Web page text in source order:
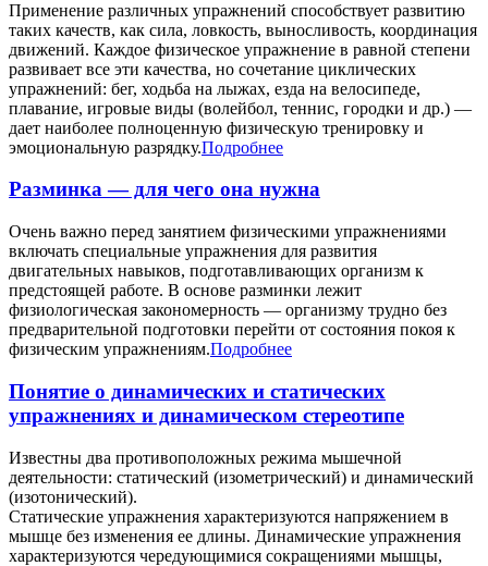
Применение различных упражнений способствует развитию
таких качеств, как сила, ловкость, выносливость, координация
движений. Каждое физическое упражнение в равной степени
развивает все эти качества, но сочетание циклических
упражнений: бег, ходьба на лыжах, езда на велосипеде,
плавание, игровые виды (волейбол, теннис, городки и др.) —
дает наиболее полноценную физическую тренировку и
эмоциональную разрядку.Подробнее
Разминка — для чего она нужна
Очень важно перед занятием физическими упражнениями
включать специальные упражнения для развития
двигательных навыков, подготавливающих организм к
предстоящей работе. В основе разминки лежит
физиологическая закономерность — организму трудно без
предварительной подготовки перейти от состояния покоя к
физическим упражнениям.Подробнее
Понятие о динамических и статических
упражнениях и динамическом стереотипе
Известны два противоположных режима мышечной
деятельности: статический (изометрический) и динамический
(изотонический).
Статические упражнения характеризуются напряжением в
мышце без изменения ее длины. Динамические упражнения
характеризуются чередующимися сокращениями мышцы,